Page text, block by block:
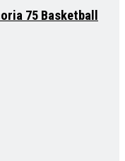
75 Basketball